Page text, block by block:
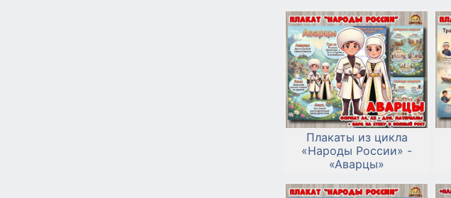
Плакаты из цикла
«Народы России» -
«Аварцы»